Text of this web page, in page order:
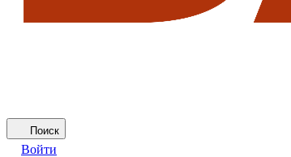
Поиск
Войти